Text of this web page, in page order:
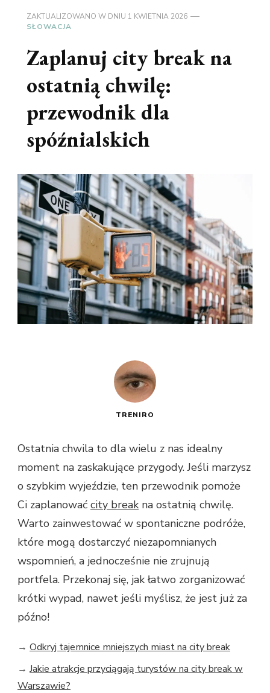
ZAKTUALIZOWANO W DNIU 1 KWIETNIA 2026
SŁOWACJA
Zaplanuj city break na
ostatnią chwilę:
przewodnik dla
spóźnialskich
TRENIRO
Ostatnia chwila to dla wielu z nas idealny
moment na zaskakujące przygody. Jeśli marzysz
o szybkim wyjeździe, ten przewodnik pomoże
Ci zaplanować city break na ostatnią chwilę.
Warto zainwestować w spontaniczne podróże,
które mogą dostarczyć niezapomnianych
wspomnień, a jednocześnie nie zrujnują
portfela. Przekonaj się, jak łatwo zorganizować
krótki wypad, nawet jeśli myślisz, że jest już za
późno!
→ Odkryj tajemnice mniejszych miast na city break
→ Jakie atrakcje przyciągają turystów na city break w
Warszawie?